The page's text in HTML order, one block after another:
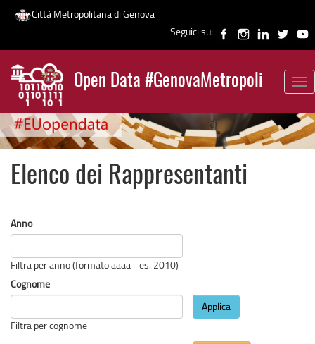
Salta
contenuto
principale
Città Metropolitana di Genova
Seguici su:
Open Data #GenovaMetropoli
News
Elenco dei Rappresentanti
Anno
Filtra per anno (formato aaaa - es. 2010)
Cognome
Filtra per cognome
Applica